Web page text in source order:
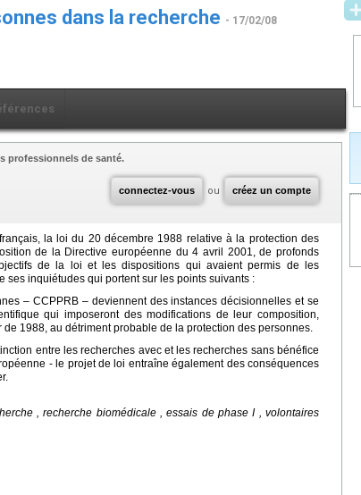
dans la recherche - 17/02/08
connectez-vous ou créez un compte
professionnels de santé.
la loi du 20 décembre 1988 relative à la protection des
de la Directive européenne du 4 avril 2001, de profonds
de la loi et les dispositions qui avaient permis de les
ses inquiétudes qui portent sur les points suivants :
– CCPPRB – deviennent des instances décisionnelles et se
qui imposeront des modifications de leur composition,
1988, au détriment probable de la protection des personnes.
entre les recherches avec et les recherches sans bénéfice
- le projet de loi entraîne également des conséquences
, recherche biomédicale , essais de phase I , volontaires